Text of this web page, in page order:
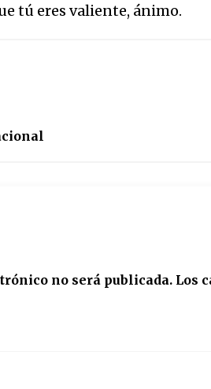
tú eres valiente, ánimo.
no será publicada. Los